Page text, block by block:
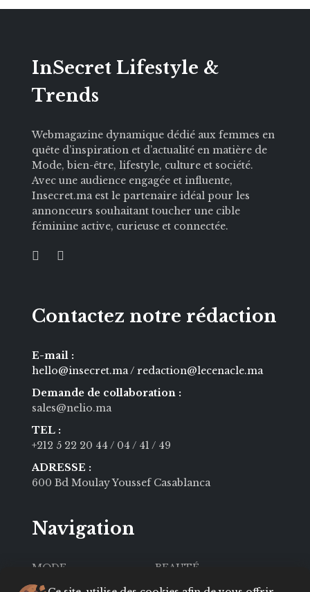
InSecret Lifestyle &
Trends
Webmagazine dynamique dédié aux femmes en
quête d’inspiration et d’actualité en matière de
Mode, bien-être, lifestyle, culture et société.
Avec une audience engagée et influente,
Insecret.ma est le partenaire idéal pour les
annonceurs souhaitant toucher une cible
féminine active, curieuse et connectée.
Contactez notre rédaction
E-mail :
hello@insecret.ma / redaction@lecenacle.ma
Demande de collaboration :
sales@nelio.ma
TEL :
+212 5 22 20 44 / 04 / 41 / 49
ADRESSE :
600 Bd Moulay Youssef Casablanca
Navigation
MODE
BEAUTÉ